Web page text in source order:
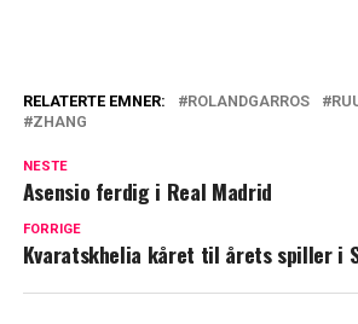
RELATERTE EMNER: ROLANDGARROS
ZHANG
NESTE
Asensio ferdig i Real Madrid
FORRIGE
Kvaratskhelia kåret til årets spiller i